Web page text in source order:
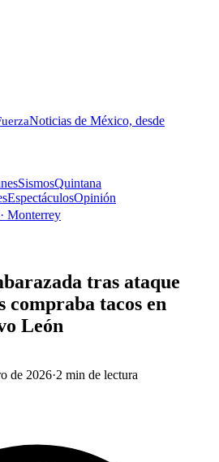
Noticias de México, desde
SismosQuintana
EspectáculosOpinión
· Monterrey
tras ataque
compraba tacos en
León
de 2026·2 min de lectura